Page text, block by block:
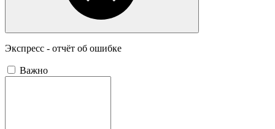
Экспресс - отчёт об ошибке
Важно